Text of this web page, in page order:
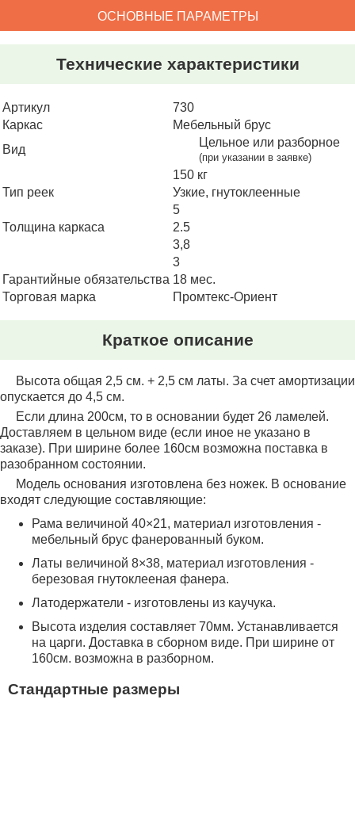
ОСНОВНЫЕ ПАРАМЕТРЫ
Технические характеристики
Артикул
730
Каркас
Мебельный брус
Вид
Цельное или разборное
(при указании в заявке)
150
Тип реек
Узкие, гнутоклеенные
5
Толщина каркаса
2.5
3,8
3
Гарантийные обязательства 18 мес.
Торговая марка
Промтекс-Ориент
Краткое описание
Высота общая 2,5 см. + 2,5 см латы. За счет амортизации
опускается до 4,5 см.
Если длина 200см, то в основании будет 26 ламелей.
Доставляем в цельном виде (если иное не указано в
заказе). При ширине более 160см возможна поставка в
разобранном состоянии.
Модель основания изготовлена без ножек. В основание
входят следующие составляющие:
Рама величиной 40×21, материал изготовления -
мебельный брус фанерованный буком.
Латы величиной 8×38, материал изготовления -
березовая гнутоклееная фанера.
Латодержатели - изготовлены из каучука.
Высота изделия составляет 70мм. Устанавливается
на царги. Доставка в сборном виде. При ширине от
160см. возможна в разборном.
Стандартные размеры